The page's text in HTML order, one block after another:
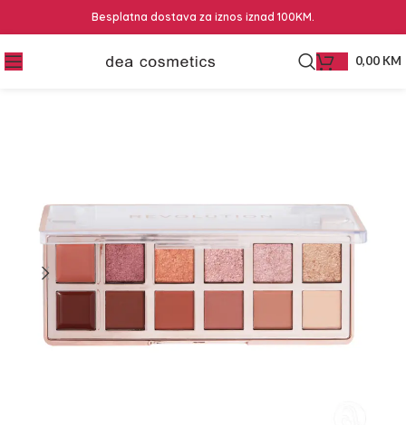
Besplatna dostava za iznos iznad 100KM.
0,00 KM